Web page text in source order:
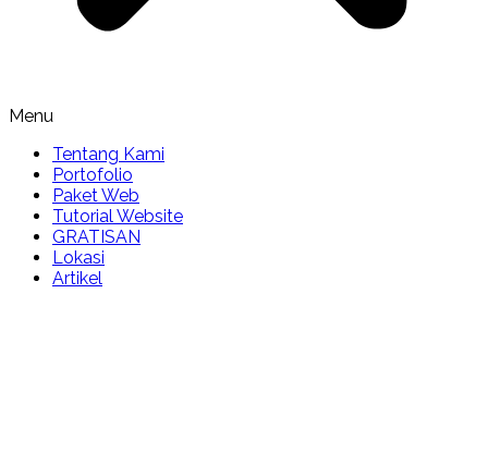
Menu
Tentang Kami
Portofolio
Paket Web
Tutorial Website
GRATISAN
Lokasi
Artikel